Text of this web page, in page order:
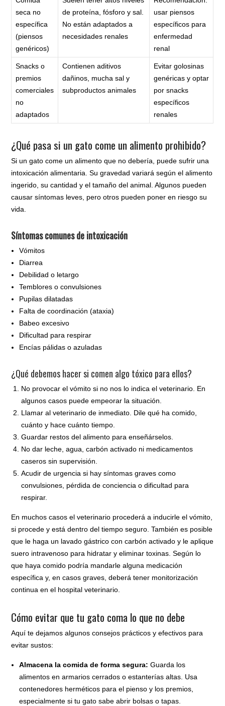
seca no
específica
(piensos
genéricos)
de proteína, fósforo y sal.
No están adaptados a
necesidades renales
usar piensos
específicos para
enfermedad
renal
Snacks o
premios
comerciales
no
adaptados
Contienen aditivos
dañinos, mucha sal y
subproductos animales
Evitar golosinas
genéricas y optar
por snacks
específicos
renales
¿Qué pasa si un gato come un alimento prohibido?
Si un gato come un alimento que no debería, puede sufrir una
intoxicación alimentaria. Su gravedad variará según el alimento
ingerido, su cantidad y el tamaño del animal. Algunos pueden
causar síntomas leves, pero otros pueden poner en riesgo su
vida.
Síntomas comunes de intoxicación
Vómitos
Diarrea
Debilidad o letargo
Temblores o convulsiones
Pupilas dilatadas
Falta de coordinación (ataxia)
Babeo excesivo
Dificultad para respirar
Encías pálidas o azuladas
¿Qué debemos hacer si comen algo tóxico para ellos?
No provocar el vómito si no nos lo indica el veterinario. En
algunos casos puede empeorar la situación.
Llamar al veterinario de inmediato. Dile qué ha comido,
cuánto y hace cuánto tiempo.
Guardar restos del alimento para enseñárselos.
No dar leche, agua, carbón activado ni medicamentos
caseros sin supervisión.
Acudir de urgencia si hay síntomas graves como
convulsiones, pérdida de conciencia o dificultad para
respirar.
En muchos casos el veterinario procederá a inducirle el vómito,
si procede y está dentro del tiempo seguro. También es posible
que le haga un lavado gástrico con carbón activado y le aplique
suero intravenoso para hidratar y eliminar toxinas. Según lo
que haya comido podría mandarle alguna medicación
específica y, en casos graves, deberá tener monitorización
continua en el hospital veterinario.
Cómo evitar que tu gato coma lo que no debe
Aquí te dejamos algunos consejos prácticos y efectivos para
evitar sustos:
Almacena la comida de forma segura: Guarda los
alimentos en armarios cerrados o estanterías altas. Usa
contenedores herméticos para el pienso y los premios,
especialmente si tu gato sabe abrir bolsas o tapas.